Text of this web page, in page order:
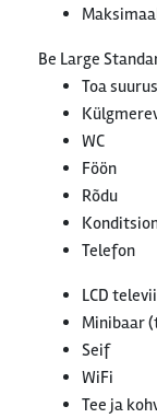
Be Large
Toa
WC
Föön
Rõdu
Telefon
LCD
Minibaar
Seif
WiFi
Tee ja